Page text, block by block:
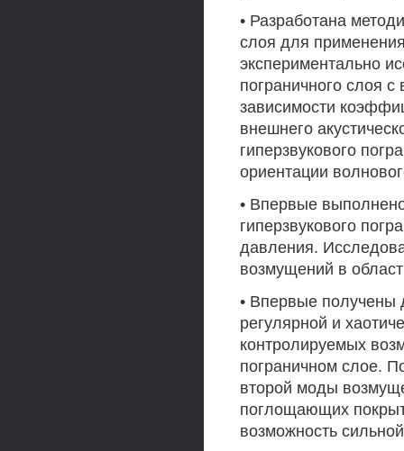
• Разработана
слоя для
экспериментально
пограничного слоя
зависимости
внешнего
гиперзвукового
ориентации
• Впервые
гиперзвукового
давления.
возмущений в
• Впервые получены
регулярной и
контролируемых
пограничном слое.
второй моды
поглощающих
возможность